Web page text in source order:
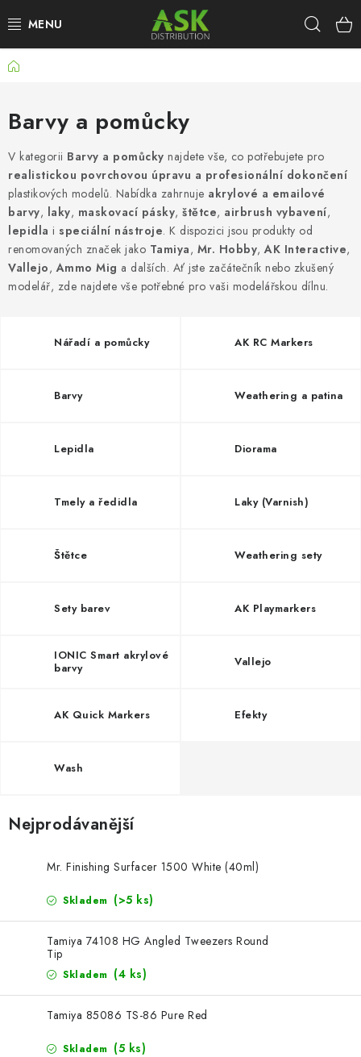
na
WARHAMMER
ASK PRODUKTY
NOVINKY
PLASTIKOVÉ MODELY
DOPLŇKY K MODELŮM
BARVY A POMŮCKY
PRODÁVANÉ ZNAČKY
Doprava a platba
Obchodní podmínky
Velkoobchod (B2B)
FAQ Hromadná objednávka
Domů
Barvy a pomůcky
V kategorii Barvy a pomůcky najdete vše, co potřebujete pro
realistickou povrchovou úpravu a profesionální dokončení
plastikových modelů. Nabídka zahrnuje akrylové a emailové
barvy, laky, maskovací pásky, štětce, airbrush vybavení,
lepidla i speciální nástroje. K dispozici jsou produkty od
renomovaných značek jako Tamiya, Mr. Hobby,AK Interactive,
Vallejo,Ammo Mig a dalších. Ať jste začátečník nebo zkušený
modelář, zde najdete vše potřebné pro vaši modelářskou dílnu.
Nářadí a pomůcky AK RC Markers
Barvy Weathering a patina
Lepidla Diorama
Tmely a ředidla Laky (Varnish)
Štětce Weathering sety
Sety barev AK Playmarkers
IONIC Smart akrylové
barvy
Vallejo
AK Quick Markers Efekty
Wash
Nejprodávanější
Mr. Finishing Surfacer 1500 White (40ml)
Skladem (>5 ks)
Tamiya 74108 HG Angled Tweezers Round
Tip
Skladem (4 ks)
Tamiya 85086 TS-86 Pure Red
Skladem (5 ks)